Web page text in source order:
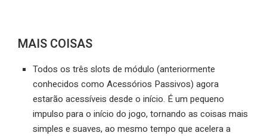
MAIS COISAS
Todos os três slots de módulo (anteriormente
conhecidos como Acessórios Passivos) agora
estarão acessíveis desde o início. É um pequeno
impulso para o início do jogo, tornando as coisas mais
simples e suaves, ao mesmo tempo que acelera a